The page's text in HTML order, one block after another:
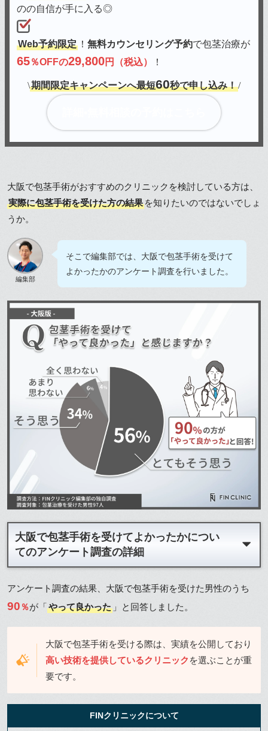
のの自信が手に入る◎
Web予約限定 ！ 無料カウンセリング予約で包茎治療が
65％OFFの29,800円（税込） ！
\期間限定キャンペーンへ最短60秒で申し込み！/
大阪で包茎手術がおすすめのクリニックを検討している方は、
実際に包茎手術を受けた方の結果 を知りたいのではないでしょ
うか。
編集部
そこで編集部では、大阪で包茎手術を受けて
よかったかのアンケート調査を行いました。
大阪で包茎手術を受けてよかったかについ
てのアンケート調査の詳細
アンケート調査の結果、大阪で包茎手術を受けた男性のうち
90 ％が「やって良かった 」と回答しました。
大阪で包茎手術を受ける際は、実績を公開しており
高い技術を提供しているクリニック を選ぶことが重
要です。
FINクリニックについて